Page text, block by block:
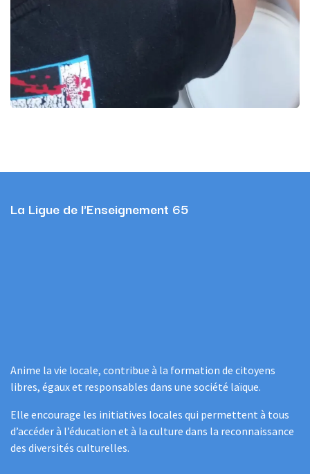
La Ligue de l'Enseignement 65
Anime la vie locale, contribue à la formation de citoyens
libres, égaux et responsables dans une société laïque.
Elle encourage les initiatives locales qui permettent à tous
d’accéder à l’éducation et à la culture dans la reconnaissance
des diversités culturelles.